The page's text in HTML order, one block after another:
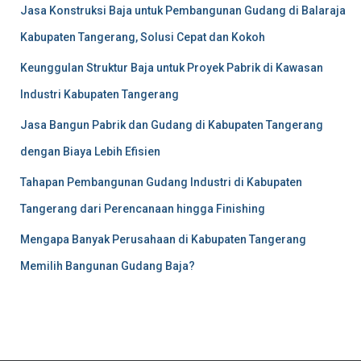
Jasa Konstruksi Baja untuk Pembangunan Gudang di Balaraja
Kabupaten Tangerang, Solusi Cepat dan Kokoh
Keunggulan Struktur Baja untuk Proyek Pabrik di Kawasan
Industri Kabupaten Tangerang
Jasa Bangun Pabrik dan Gudang di Kabupaten Tangerang
dengan Biaya Lebih Efisien
Tahapan Pembangunan Gudang Industri di Kabupaten
Tangerang dari Perencanaan hingga Finishing
Mengapa Banyak Perusahaan di Kabupaten Tangerang
Memilih Bangunan Gudang Baja?